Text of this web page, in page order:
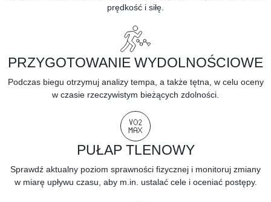
prędkość i siłę.
PRZYGOTOWANIE WYDOLNOŚCIOWE
Podczas biegu otrzymuj analizy tempa, a także tętna, w celu oceny
w czasie rzeczywistym bieżących zdolności.
PUŁAP TLENOWY
Sprawdź aktualny poziom sprawności fizycznej i monitoruj zmiany
w miarę upływu czasu, aby m.in. ustalać cele i oceniać postępy.